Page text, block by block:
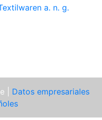
a. n. g.
| Datos empresariales